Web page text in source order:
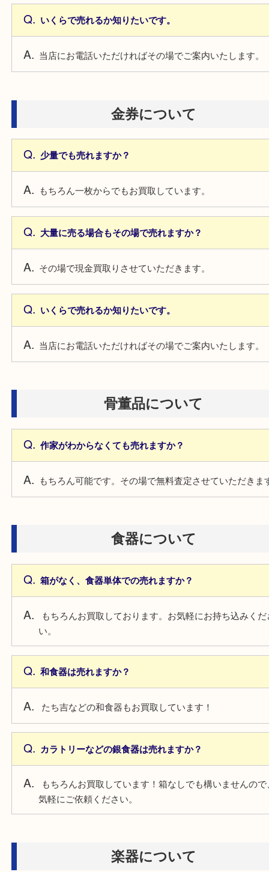
商品券について
少量でも売れますか？
もちろん一枚からでもお買取しています。
大量に売る場合もその場で売れますか？
その場で現金買取りさせていただきます。
いくらで売れるか知りたいです。
当店にお電話いただければその場でご案内いたしま
金券について
当店にお電話いただければその場でご案内いたしま
骨董品について
もちろん可能です。その場で無料査定させていただ
食器について